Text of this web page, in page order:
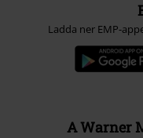
Ladda ner EMP-
A Warner